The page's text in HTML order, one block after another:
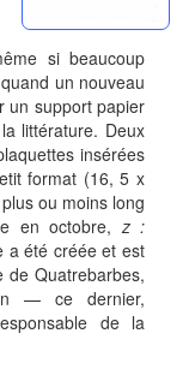
si beaucoup
un nouveau
un support papier
littérature. Deux
insérées
format (16, 5 x
ou moins long
en octobre,z :
a été créée et est
de Quatrebarbes,
— ce dernier,
de la